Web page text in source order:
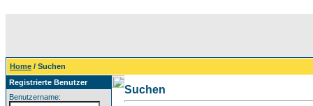
Home / Suchen
Registrierte Benutzer
Benutzername:
Suchen